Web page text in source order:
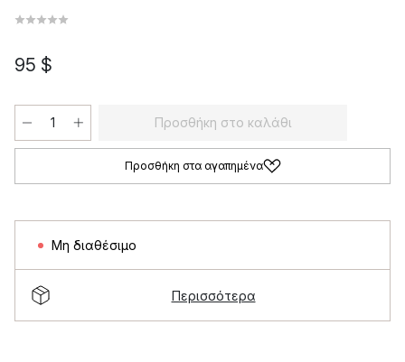
95 $
Προσθήκη στο καλάθι
Προσθήκη στα αγαπημένα
Μη διαθέσιμο
Περισσότερα